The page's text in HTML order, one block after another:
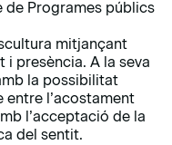
de Programes públics
mitjançant
presència. A la seva
la possibilitat
l’acostament
l’acceptació de la
del sentit.